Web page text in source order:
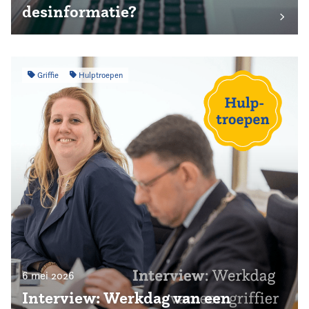
desinformatie?
Griffie Hulptroepen
6 mei 2026
Interview: Werkdag van een